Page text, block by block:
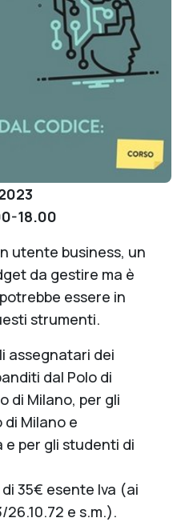
18.00
utente business, un
da gestire ma è
essere in
strumenti.
assegnatari dei
dal Polo di
di Milano, per gli
Milano e
per gli studenti di
35€ esente Iva (ai
26.10.72 e s.m.).